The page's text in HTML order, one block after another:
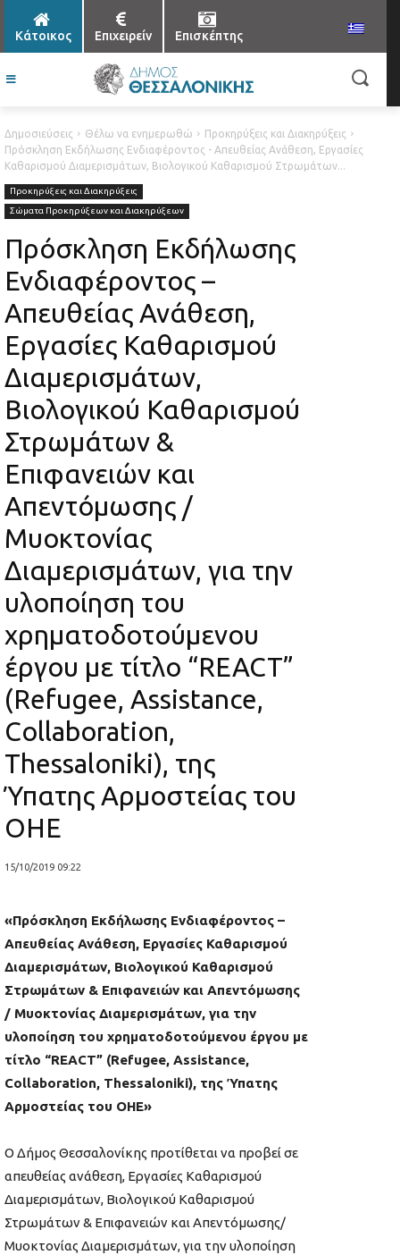
Κάτοικος Επιχειρείν Επισκέπτης
Δημοσιεύσεις Θέλω να ενημερωθώ
Προκηρύξεις και Διακηρύξεις
Πρόσκληση Εκδήλωσης Ενδιαφέροντος - Απευθείας Ανάθεση, Εργασίες
Καθαρισμού Διαμερισμάτων, Βιολογικού Καθαρισμού Στρωμάτων...
Προκηρύξεις και Διακηρύξεις
Σώματα Προκηρύξεων και Διακηρύξεων
Πρόσκληση Εκδήλωσης
Ενδιαφέροντος –
Απευθείας Ανάθεση,
Εργασίες Καθαρισμού
Διαμερισμάτων,
Βιολογικού Καθαρισμού
Στρωμάτων &
Επιφανειών και
Απεντόμωσης /
Μυοκτονίας
Διαμερισμάτων, για την
υλοποίηση του
χρηματοδοτούμενου
έργου με τίτλο “REACT”
(Refugee, Assistance,
Collaboration,
Thessaloniki), της
Ύπατης Αρμοστείας του
ΟΗΕ
15/10/2019 09:22
«Πρόσκληση Εκδήλωσης Ενδιαφέροντος –
Απευθείας Ανάθεση, Εργασίες Καθαρισμού
Διαμερισμάτων, Βιολογικού Καθαρισμού
Στρωμάτων & Επιφανειών και Απεντόμωσης
/ Μυοκτονίας Διαμερισμάτων, για την
υλοποίηση του χρηματοδοτούμενου έργου με
τίτλο “REACT” (Refugee, Assistance,
Collaboration, Thessaloniki), της Ύπατης
Αρμοστείας του ΟΗΕ»
O Δήμος Θεσσαλονίκης προτίθεται να προβεί σε
απευθείας ανάθεση, Εργασίες Καθαρισμού
Διαμερισμάτων, Βιολογικού Καθαρισμού
Στρωμάτων & Επιφανειών και Απεντόμωσης/
Μυοκτονίας Διαμερισμάτων, για την υλοποίηση